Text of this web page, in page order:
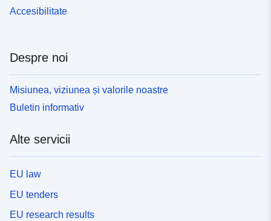
Accesibilitate
Despre noi
Misiunea, viziunea și valorile noastre
Buletin informativ
Alte servicii
EU law
EU tenders
EU research results